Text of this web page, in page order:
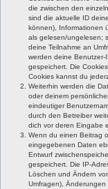
die zwischen den
sind die aktuelle ID
können), Informationen
als gelesen/ungelesen;
deine Teilnahme an
werden deine Benutzer-
gespeichert. Die
Cookies kannst du
Weiterhin werden die
oder deinem
eindeutiger
durch den Betreiber
dich vor deren Eingabe
Wenn du einen Beitrag
eingegebenen Daten
Entwurf
gespeichert. Die IP-
Löschen und Ändern
Umfragen),